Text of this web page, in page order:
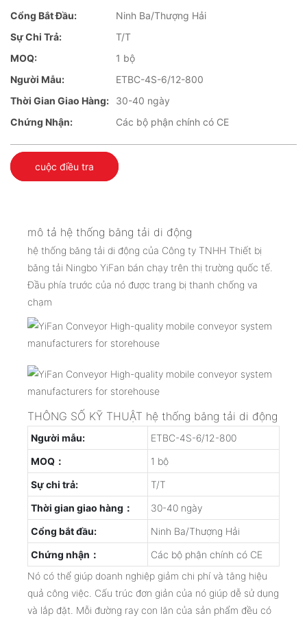
Cổng Bắt Đầu:
Ninh Ba/Thượng Hải
Sự Chi Trả:
T/T
MOQ:
1 bộ
Người Mẫu:
ETBC-4S-6/12-800
Thời Gian Giao Hàng:
30-40 ngày
Chứng Nhận:
Các bộ phận chính có CE
cuộc điều tra
mô tả hệ thống băng tải di động
hệ thống băng tải di động của Công ty TNHH Thiết bị
băng tải Ningbo YiFan bán chạy trên thị trường quốc tế.
Đầu phía trước của nó được trang bị thanh chống va
chạm
THÔNG SỐ KỸ THUẬT hệ thống băng tải di động
Người mẫu:
ETBC-4S-6/12-800
MOQ：
1 bộ
Sự chi trả:
T/T
Thời gian giao hàng：
30-40 ngày
Cổng bắt đầu:
Ninh Ba/Thượng Hải
Chứng nhận：
Các bộ phận chính có CE
Nó có thể giúp doanh nghiệp giảm chi phí và tăng hiệu
quả công việc. Cấu trúc đơn giản của nó giúp dễ sử dụng
và lắp đặt. Mỗi đường ray con lăn của sản phẩm đều có